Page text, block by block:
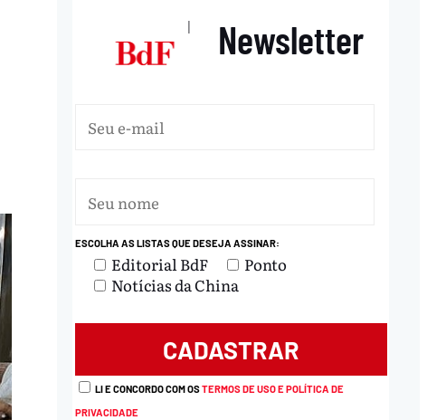
| Newsletter
ESCOLHA AS LISTAS QUE DESEJA ASSINAR:
Editorial BdF
Ponto
Notícias da China
LI E CONCORDO COM OSTERMOS DE USO E POLÍTICA DE
PRIVACIDADE